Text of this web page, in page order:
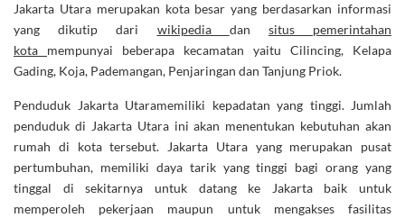
Jakarta Utara merupakan kota besar yang berdasarkan informasi
yang dikutip dari wikipedia dan situs pemerintahan
kota mempunyai beberapa kecamatan yaitu Cilincing, Kelapa
Gading, Koja, Pademangan, Penjaringan dan Tanjung Priok.
Penduduk Jakarta Utaramemiliki kepadatan yang tinggi. Jumlah
penduduk di Jakarta Utara ini akan menentukan kebutuhan akan
rumah di kota tersebut. Jakarta Utara yang merupakan pusat
pertumbuhan, memiliki daya tarik yang tinggi bagi orang yang
tinggal di sekitarnya untuk datang ke Jakarta baik untuk
memperoleh pekerjaan maupun untuk mengakses fasilitas